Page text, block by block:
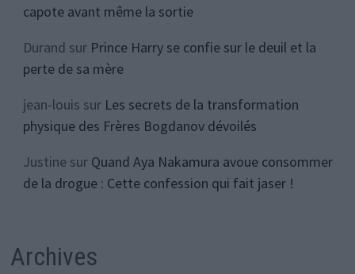
capote avant même la sortie
Durand sur Prince Harry se confie sur le deuil et la
perte de sa mère
jean-louis sur Les secrets de la transformation
physique des Frères Bogdanov dévoilés
Justinesur Quand Aya Nakamura avoue consommer
de la drogue : Cette confession qui fait jaser !
Archives